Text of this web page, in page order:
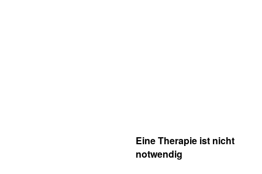
Eine Therapie ist nicht
notwendig